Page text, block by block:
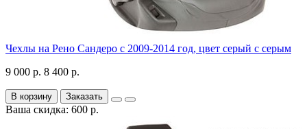
Чехлы на Рено Сандеро с 2009-2014 год, цвет серый с серым
9 000 р. 8 400 р.
В корзину Заказать
Ваша скидка: 600 р.